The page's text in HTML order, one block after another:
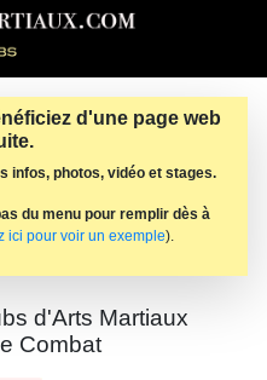
d'une page web
infos, photos, vidéo et stages.
du menu pour remplir dès à
ici pour voir un exemple).
d'Arts Martiaux
Combat